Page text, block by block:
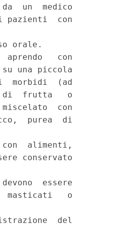
un  medico
pazienti  con
orale.
aprendo   con
una piccola
morbidi  (ad
di  frutta   o
con
purea  di
alimenti,
conservato
essere
masticati   o
del